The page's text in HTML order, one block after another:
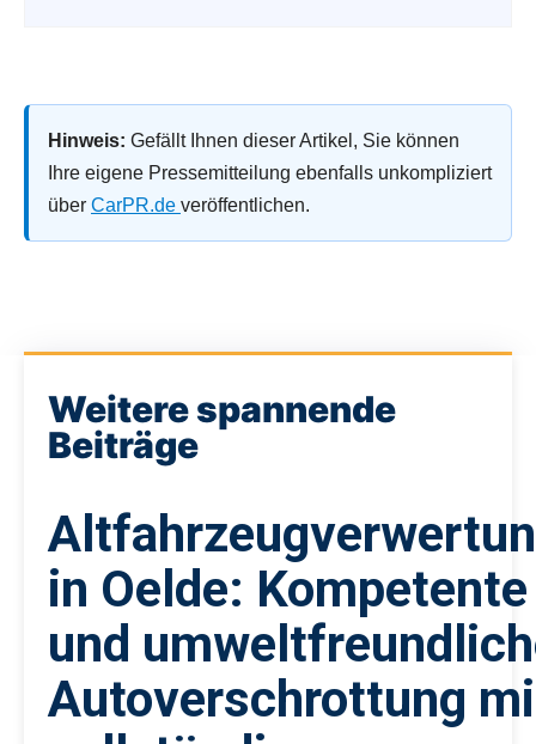
Hinweis: Gefällt Ihnen dieser Artikel, Sie können
Ihre eigene Pressemitteilung ebenfalls unkompliziert
über CarPR.de veröffentlichen.
Weitere spannende
Beiträge
in Oelde: Kompetente
und
Autoverschrottung